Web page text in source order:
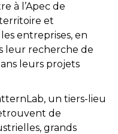
à l’Apec de
et
entreprises, en
leur recherche de
leurs projets
un tiers-lieu
de
grands